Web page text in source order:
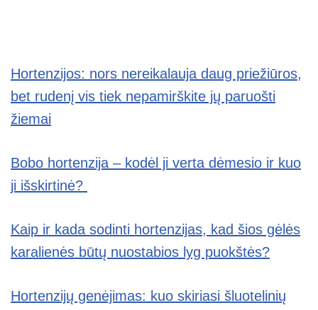
Hortenzijos: nors nereikalauja daug priežiūros,
bet rudenį vis tiek nepamirškite jų paruošti
žiemai
Bobo hortenzija – kodėl ji verta dėmesio ir kuo
ji išskirtinė?
Kaip ir kada sodinti hortenzijas, kad šios gėlės
karalienės būtų nuostabios lyg puokštės?
Hortenzijų genėjimas: kuo skiriasi šluotelinių